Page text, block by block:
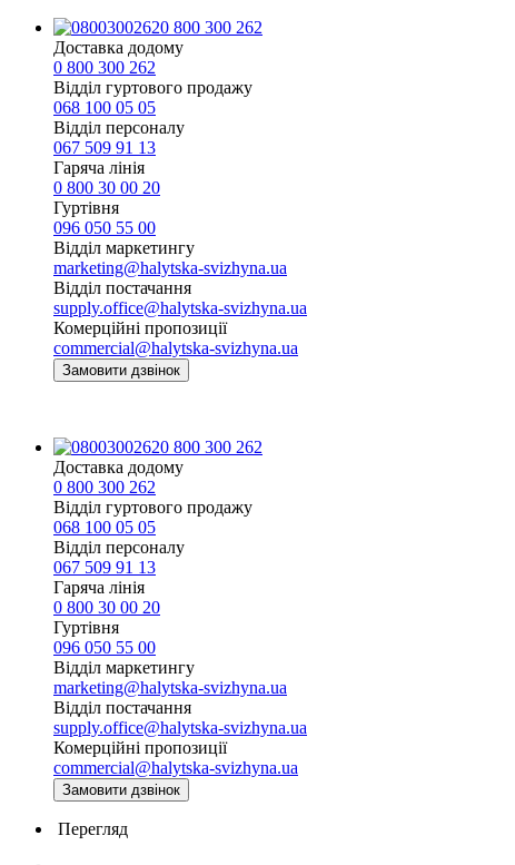
0 800 300 262
Доставка додому
0 800 300 262
Відділ гуртового продажу
068 100 05 05​
Відділ персоналу
067 509 91 13
Гаряча лінія
0 800 30 00 20
Гуртівня
096 050 55 00
Відділ маркетингу
marketing@halytska-svizhyna.ua
Відділ постачання
supply.office@halytska-svizhyna.ua
Комерційні пропозиції
commercial@halytska-svizhyna.ua
Замовити дзвінок
0 800 300 262
Доставка додому
0 800 300 262
Відділ гуртового продажу
068 100 05 05​
Відділ персоналу
067 509 91 13
Гаряча лінія
0 800 30 00 20
Гуртівня
096 050 55 00
Відділ маркетингу
marketing@halytska-svizhyna.ua
Відділ постачання
supply.office@halytska-svizhyna.ua
Комерційні пропозиції
commercial@halytska-svizhyna.ua
Замовити дзвінок
Перегляд